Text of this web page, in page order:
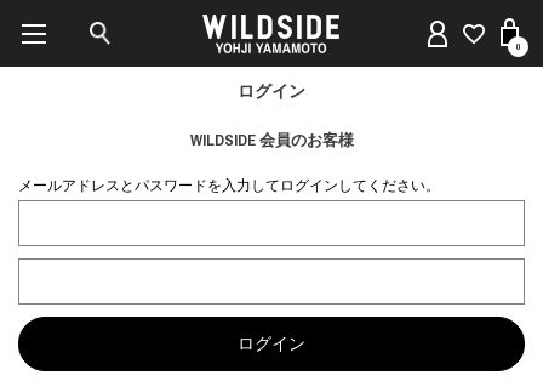
0
ログイン
WILDSIDE 会員のお客様
メールアドレスとパスワードを入力してログインしてください。